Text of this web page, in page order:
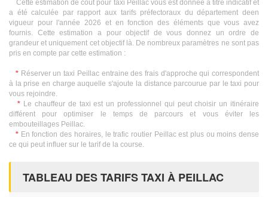
Cette estimation de coût pour taxi Peillac vous est donnée à titre indicatif et
a été calculée par rapport aux tarifs préfectoraux du département deen
vigueur pour l'année 2026 et en fonction des éléments que vous avez
fournis. Cette estimation a pour objectif de vous donnez un ordre de
grandeur et uniquement cet objectif là. De nombreux paramètres ne sont pas
pris en compte par cette estimation :
* Réserver un taxi Peillac entraine des frais d'approche qui correspondent
à la prise en charge auquelle s'ajoute la distance parcourue par le taxi pour
vous rejoindre.
* Le chauffeur de taxi est un professionnel qui peut choisir un itinéraire
différent pour optimiser le temps de parcours et vous éviter les
embouteillages Peillac.
* En fonction des horaires, le trafic routier Peillac est plus ou moins dense
ce qui peut influer sur le tarif de la course.
TABLEAU DES TARIFS TAXI À PEILLAC